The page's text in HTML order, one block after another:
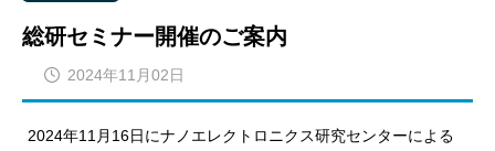
総研セミナー開催のご案内
2024年11月02日
2024年11月16日にナノエレクトロニクス研究センターによる